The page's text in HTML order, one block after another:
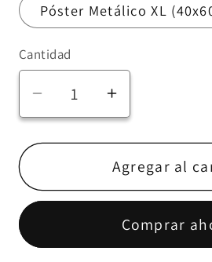
Póster Metálico XL
Cantidad
Reducir
cantidad
para
Deadpool
22
Foto
Aumentar
cantidad
para
Póster
Deadpool
(Papel
Foto
Agregar al
Comprar